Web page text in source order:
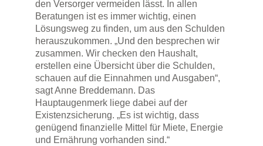
den Versorger vermeiden lässt. In allen
Beratungen ist es immer wichtig, einen
Lösungsweg zu finden, um aus den Schulden
herauszukommen. „Und den besprechen wir
zusammen. Wir checken den Haushalt,
erstellen eine Übersicht über die Schulden,
schauen auf die Einnahmen und Ausgaben“,
sagt Anne Breddemann. Das
Hauptaugenmerk liege dabei auf der
Existenzsicherung. „Es ist wichtig, dass
genügend finanzielle Mittel für Miete, Energie
und Ernährung vorhanden sind.“